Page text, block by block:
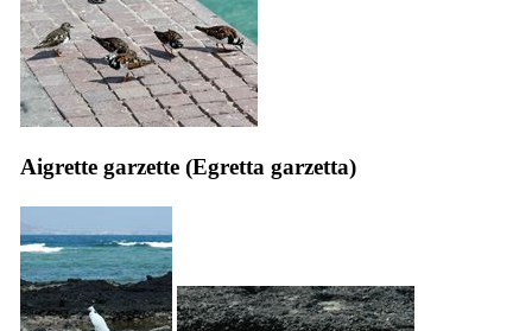
Aigrette garzette (Egretta garzetta)